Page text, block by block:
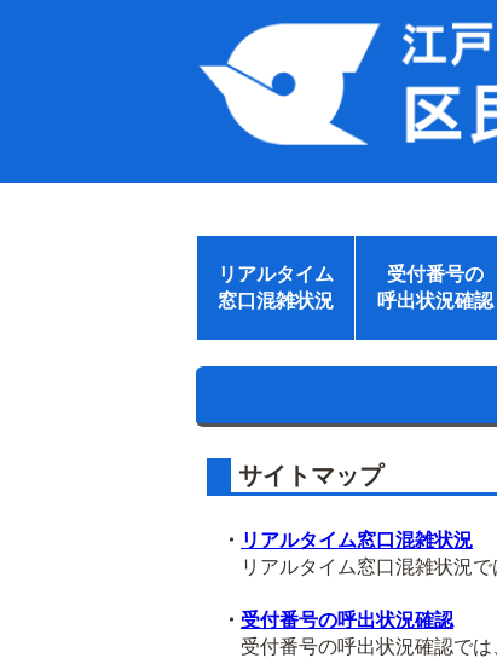
リアルタイム
窓口混雑状況
受付番号の
呼出状況確認
サイトマップ
・ リアルタイム窓口混雑状況
リアルタイム窓口混雑状況で
・ 受付番号の呼出状況確認
受付番号の呼出状況確認では